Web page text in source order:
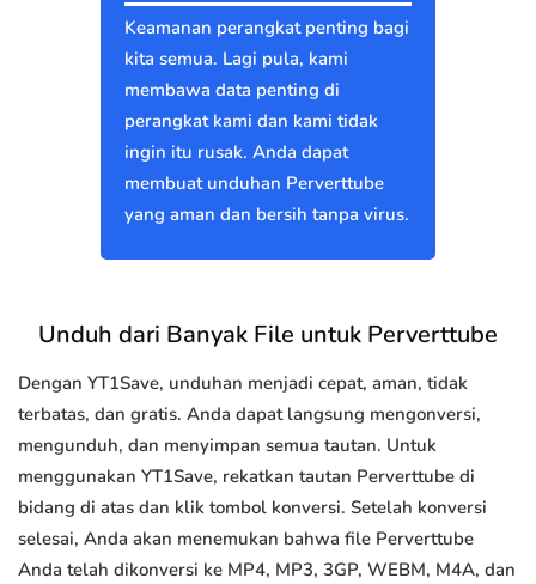
Keamanan perangkat penting bagi
kita semua. Lagi pula, kami
membawa data penting di
perangkat kami dan kami tidak
ingin itu rusak. Anda dapat
membuat unduhan Perverttube
yang aman dan bersih tanpa virus.
Unduh dari Banyak File untuk Perverttube
Dengan YT1Save, unduhan menjadi cepat, aman, tidak
terbatas, dan gratis. Anda dapat langsung mengonversi,
mengunduh, dan menyimpan semua tautan. Untuk
menggunakan YT1Save, rekatkan tautan Perverttube di
bidang di atas dan klik tombol konversi. Setelah konversi
selesai, Anda akan menemukan bahwa file Perverttube
Anda telah dikonversi ke MP4, MP3, 3GP, WEBM, M4A, dan